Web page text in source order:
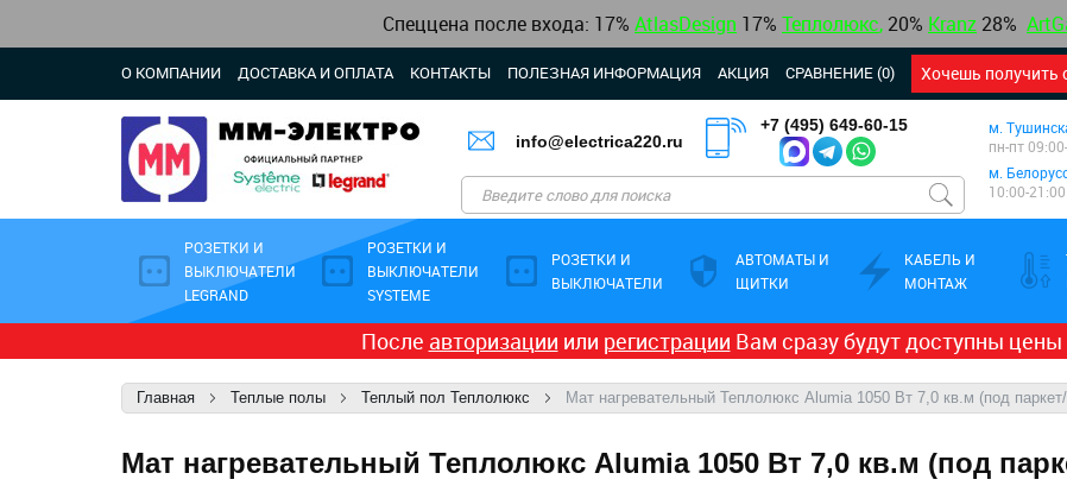
Спеццена после входа: 17% AtlasDesign 17% Теплолюкс, 20% Kranz 28%
О КОМПАНИИ ДОСТАВКА И ОПЛАТА КОНТАКТЫ ПОЛЕЗНАЯ ИНФОРМАЦИЯ АКЦИЯ СРАВНЕНИЕ (0) Хочешь получить
info@electrica220.ru
+7 (495) 649-60-15
м.
пн-пт
м.
10:00-
РОЗЕТКИ И
ВЫКЛЮЧАТЕЛИ
LEGRAND
РОЗЕТКИ И
ВЫКЛЮЧАТЕЛИ
SYSTEME
РОЗЕТКИ И
ВЫКЛЮЧАТЕЛИ
АВТОМАТЫ И
ЩИТКИ
КАБЕЛЬ И
МОНТАЖ
После авторизации или регистрации Вам сразу будут доступны
Главная Теплые полы Теплый пол Теплолюкс Мат нагревательный Теплолюкс Alumia 1050 Вт 7,0 кв.м (под
Мат нагревательный Теплолюкс Alumia 1050 Вт 7,0 кв.м (под